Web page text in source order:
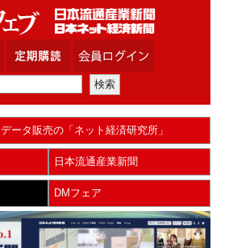
データ販売の「ネット経済研究所」
日本流通産業新聞
DMフェア